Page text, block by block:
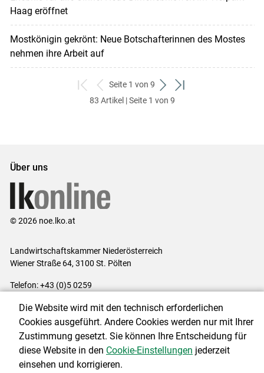
Haag eröffnet
Mostkönigin gekrönt: Neue Botschafterinnen des Mostes
nehmen ihre Arbeit auf
zum
ersten
zurück
zum
Seite 1 von 9
weiter
zum
zum
83 Artikel | Seite 1 von 9
Über uns
© 2026 noe.lko.at
Landwirtschaftskammer Niederösterreich
Wiener Straße 64, 3100 St. Pölten
Telefon: +43 (0)5 0259
Impressum|Kontakt|Datenschutzerklärung|Barrierefreiheit|
Cookie-Einstellungen
Die Website wird mit den technisch erforderlichen
Cookies ausgeführt. Andere Cookies werden nur mit Ihrer
Zustimmung gesetzt. Sie können Ihre Entscheidung für
diese Website in den Cookie-Einstellungen jederzeit
einsehen und korrigieren.